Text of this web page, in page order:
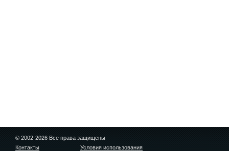
© 2002-2026 Все права защищены
Контакты
Условия использования